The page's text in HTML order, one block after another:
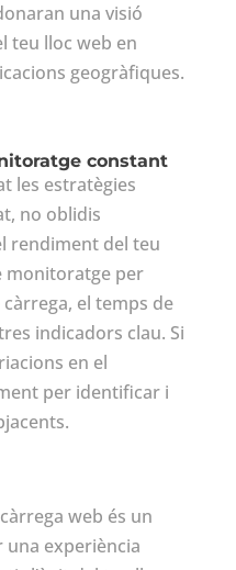
una visió
teu lloc web en
geogràfiques.
constant
les estratègies
no oblidis
rendiment del teu
monitoratge per
el temps de
indicadors clau. Si
en el
per identificar i
web és un
experiència